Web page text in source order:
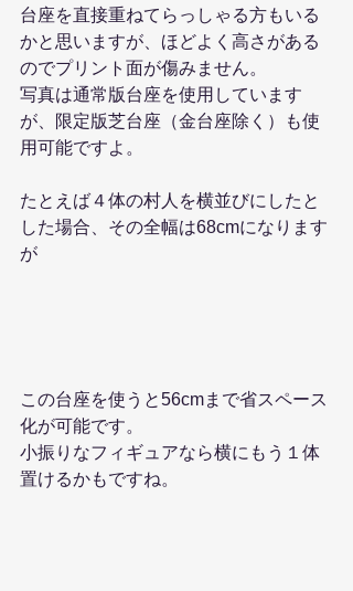
台座を直接重ねてらっしゃる方もいる
かと思いますが、ほどよく高さがある
のでプリント面が傷みません。
写真は通常版台座を使用しています
が、限定版芝台座（金台座除く）も使
用可能ですよ。
たとえば４体の村人を横並びにしたと
した場合、その全幅は68cmになります
が
この台座を使うと56cmまで省スペース
化が可能です。
小振りなフィギュアなら横にもう１体
置けるかもですね。